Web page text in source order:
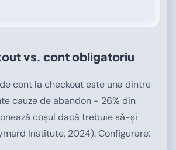
vs. cont obligatoriu
cont la checkout este una dintre
cauze de abandon - 26% din
coșul dacă trebuie să-și
Institute, 2024). Configurare: